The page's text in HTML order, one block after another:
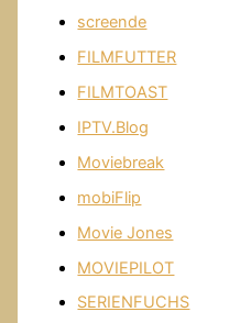
screende
FILMFUTTER
FILMTOAST
IPTV.Blog
Moviebreak
mobiFlip
Movie Jones
MOVIEPILOT
SERIENFUCHS